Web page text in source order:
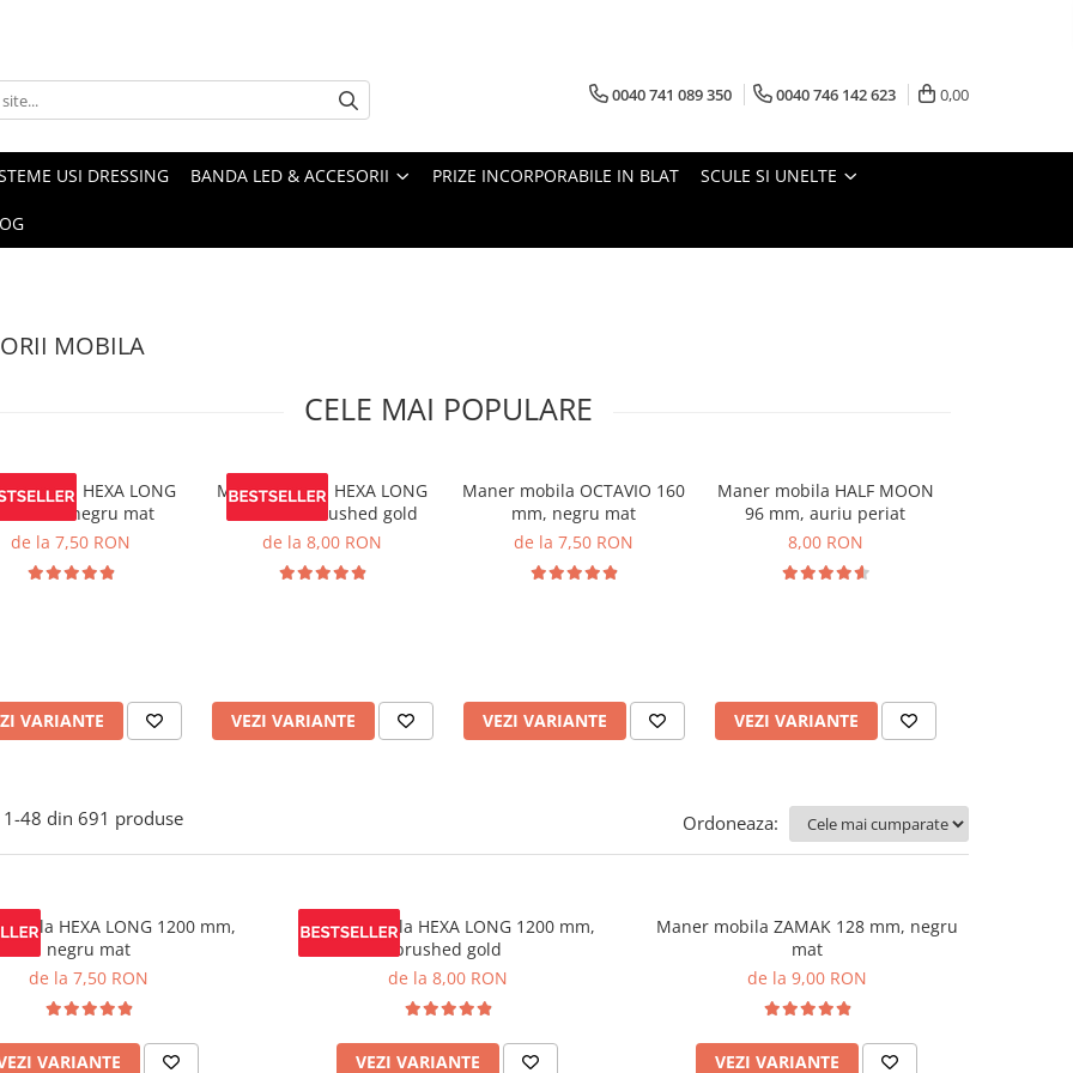
0040 741 089 350 0040 746 142 623 0,00
USI DRESSING BANDA LED & ACCESORII PRIZE INCORPORABILE IN BLAT SCULE SI UNELTE
MOBILA
CELE MAI POPULARE
mobila HEXA LONG
mm, negru mat
de la 7,50 RON
VARIANTE
Maner mobila HEXA LONG
1200 mm, brushed gold
de la 8,00 RON
VEZI VARIANTE
Maner mobila OCTAVIO 160
mm, negru mat
de la 7,50 RON
VEZI VARIANTE
Maner mobila HALF MOON
96 mm, auriu periat
8,00 RON
VEZI VARIANTE
1-48 din 691 produse Ordoneaza:
HEXA LONG 1200 mm,
negru mat
de la 7,50 RON
VARIANTE
Maner mobila HEXA LONG 1200 mm,
brushed gold
de la 8,00 RON
VEZI VARIANTE
Maner mobila ZAMAK 128 mm, negru
mat
de la 9,00 RON
VEZI VARIANTE